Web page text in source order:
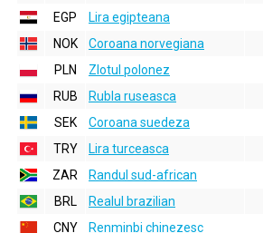
EGP
Lira egipteana
NOK
Coroana norvegiana
PLN
Zlotul polonez
RUB
Rubla ruseasca
SEK
Coroana suedeza
TRY
Lira turceasca
ZAR
Randul sud-african
BRL
Realul brazilian
CNY
Renminbi chinezesc